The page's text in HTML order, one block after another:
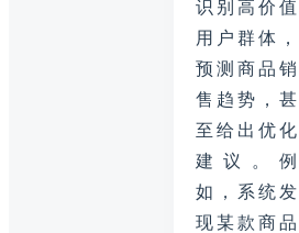
识别高价值
用户群体，
预测商品销
售趋势，甚
至给出优化
建议。例
如，系统发
现某款商品